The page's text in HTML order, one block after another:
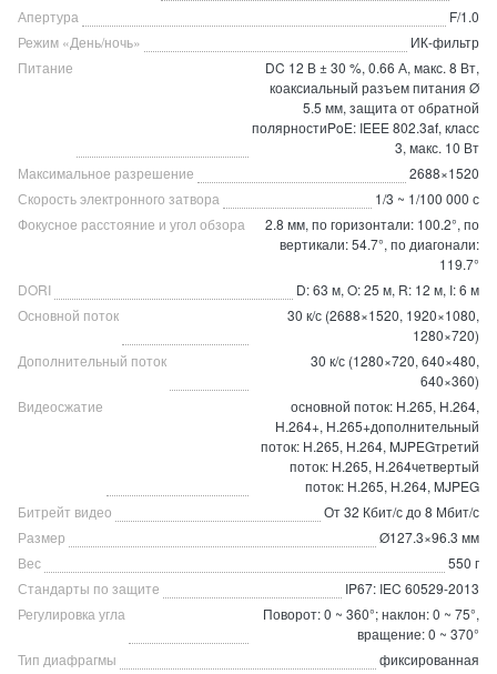
Апертура
F/1.0
Режим «День/ночь»
ИК-фильтр
Питание
DC 12 В ± 30 %, 0.66 А, макс. 8 Вт,
коаксиальный разъем питания Ø
5.5 мм, защита от обратной
полярностиPoE: IEEE 802.3af, класс
3, макс. 10 Вт
Максимальное разрешение
2688×1520
Скорость электронного затвора
1/3 ~ 1/100 000 с
Фокусное расстояние и угол обзора
2.8 мм, по горизонтали: 100.2°, по
вертикали: 54.7°, по диагонали:
119.7°
DORI
D: 63 м, O: 25 м, R: 12 м, I: 6 м
Основной поток
30 к/с (2688×1520, 1920×1080,
1280×720)
Дополнительный поток
30 к/с (1280×720, 640×480,
640×360)
Видеосжатие
основной поток: H.265, H.264,
H.264+, H.265+дополнительный
поток: H.265, H.264, MJPEGтретий
поток: H.265, H.264четвертый
поток: H.265, H.264, MJPEG
Битрейт видео
От 32 Кбит/с до 8 Мбит/с
Размер
Ø127.3×96.3 мм
Вес
550 г
Стандарты по защите
IP67: IEC 60529-2013
Регулировка угла
Поворот: 0 ~ 360°; наклон: 0 ~ 75°,
вращение: 0 ~ 370°
Тип диафрагмы
фиксированная